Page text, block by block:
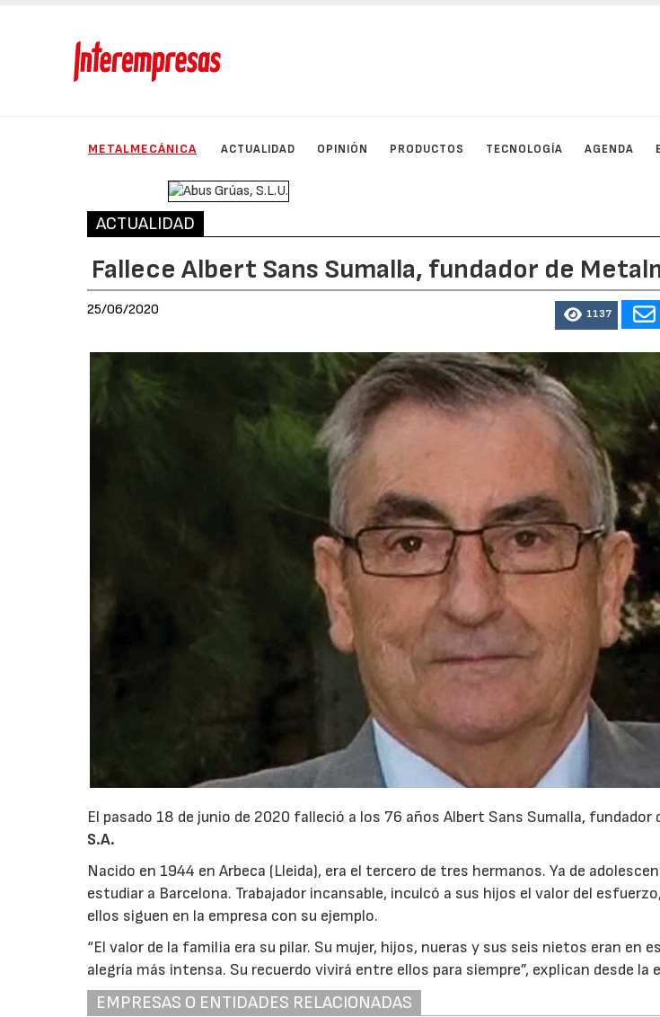
METALMECÁNICA ACTUALIDAD OPINIÓN PRODUCTOS TECNOLOGÍA AGENDA
ACTUALIDAD
Fallece Albert Sans Sumalla, fundador de
25/06/2020 1137
El pasado 18 de junio de 2020 falleció a los 76 años Albert Sans Sumalla, fundador
S.A.
Nacido en 1944 en Arbeca (Lleida), era el tercero de tres hermanos. Ya de
estudiar a Barcelona. Trabajador incansable, inculcó a sus hijos el valor del
ellos siguen en la empresa con su ejemplo.
“El valor de la familia era su pilar. Su mujer, hijos, nueras y sus seis nietos eran en
alegría más intensa. Su recuerdo vivirá entre ellos para siempre”, explican desde la
EMPRESAS O ENTIDADES RELACIONADAS